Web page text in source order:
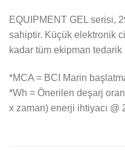
EQUIPMENT GEL serisi,
sahiptir. Küçük elektronik
kadar tüm ekipman tedarik
*MCA = BCI Marin
*Wh = Önerilen deşarj
x zaman) enerji ihtiyacı @